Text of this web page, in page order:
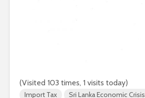
(Visited 103 times, 1 visits today)
Import Tax Sri Lanka Economic Crisis